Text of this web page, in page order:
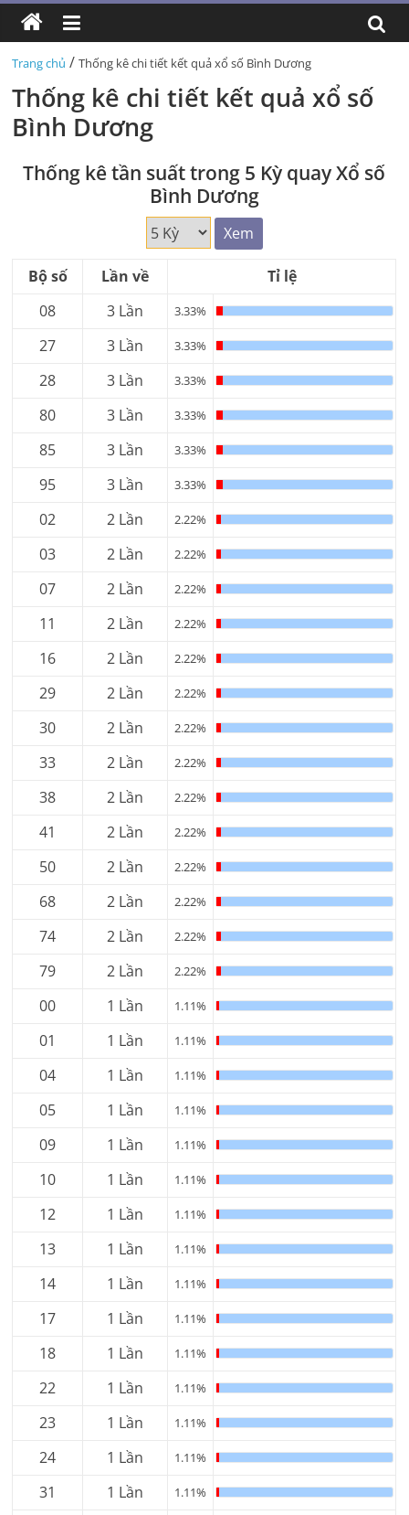
Trang chủ /Thống kê chi tiết kết quả xổ số Bình Dương
Thống kê chi tiết kết quả xổ số
Bình Dương
Thống kê tần suất trong 5 Kỳ quay Xổ số
Bình Dương
Xem
Bộ số Lần về
Tỉ lệ
08
3 Lần 3.33%
27 3 Lần 3.33%
28 3 Lần 3.33%
80 3 Lần 3.33%
85 3 Lần 3.33%
95 3 Lần 3.33%
02 2 Lần 2.22%
03 2 Lần 2.22%
07 2 Lần 2.22%
11 2 Lần 2.22%
16 2 Lần 2.22%
29 2 Lần 2.22%
30 2 Lần 2.22%
33 2 Lần 2.22%
38 2 Lần 2.22%
41 2 Lần 2.22%
50 2 Lần 2.22%
68 2 Lần 2.22%
74 2 Lần 2.22%
79 2 Lần 2.22%
00 1 Lần 1.11%
01 1 Lần 1.11%
04 1 Lần 1.11%
05 1 Lần 1.11%
09 1 Lần 1.11%
10 1 Lần 1.11%
12 1 Lần 1.11%
13 1 Lần 1.11%
14 1 Lần 1.11%
17 1 Lần 1.11%
18 1 Lần 1.11%
22 1 Lần 1.11%
23 1 Lần 1.11%
24 1 Lần 1.11%
31 1 Lần 1.11%